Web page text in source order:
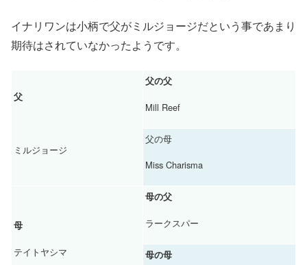
イナリワンは小柄で父がミルジョージだという事であまり
期待はされていなかったようです。
父
ミルジョージ
父の父
Mill Reef
父の母
Miss Charisma
母
テイトヤシマ
母の父
ラークスパー
母の母